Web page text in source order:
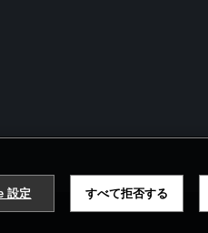
設定 すべて拒否する